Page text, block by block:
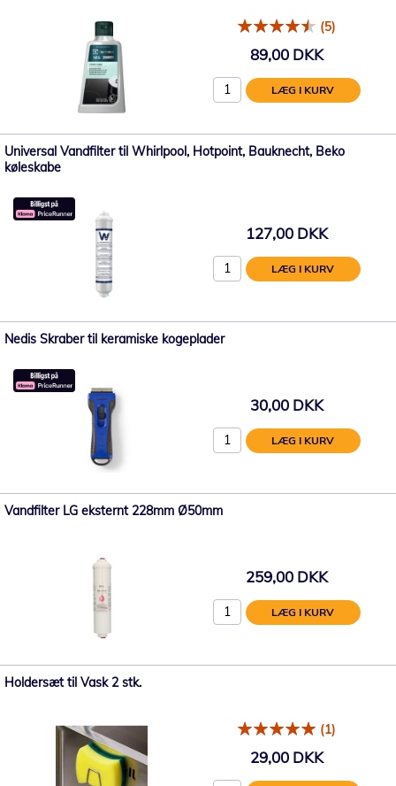
(5)
89,00 DKK
LÆG I KURV
Universal Vandfilter til Whirlpool, Hotpoint, Bauknecht, Beko
køleskabe
127,00 DKK
LÆG I KURV
Nedis Skraber til keramiske kogeplader
30,00 DKK
LÆG I KURV
Vandfilter LG eksternt 228mm Ø50mm
259,00 DKK
LÆG I KURV
Holdersæt til Vask 2 stk.
(1)
29,00 DKK